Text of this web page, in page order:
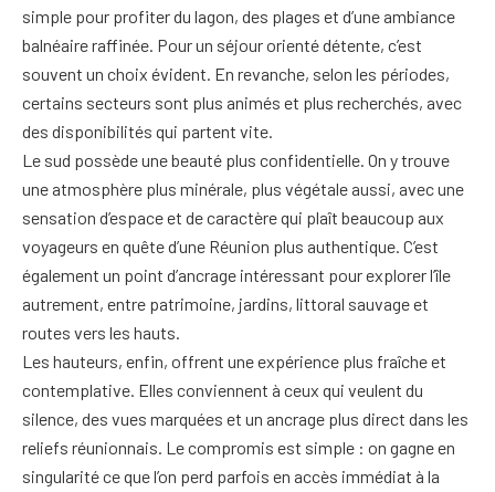
simple pour profiter du lagon, des plages et d’une ambiance
balnéaire raffinée. Pour un séjour orienté détente, c’est
souvent un choix évident. En revanche, selon les périodes,
certains secteurs sont plus animés et plus recherchés, avec
des disponibilités qui partent vite.
Le sud possède une beauté plus confidentielle. On y trouve
une atmosphère plus minérale, plus végétale aussi, avec une
sensation d’espace et de caractère qui plaît beaucoup aux
voyageurs en quête d’une Réunion plus authentique. C’est
également un point d’ancrage intéressant pour explorer l’île
autrement, entre patrimoine, jardins, littoral sauvage et
routes vers les hauts.
Les hauteurs, enfin, offrent une expérience plus fraîche et
contemplative. Elles conviennent à ceux qui veulent du
silence, des vues marquées et un ancrage plus direct dans les
reliefs réunionnais. Le compromis est simple : on gagne en
singularité ce que l’on perd parfois en accès immédiat à la